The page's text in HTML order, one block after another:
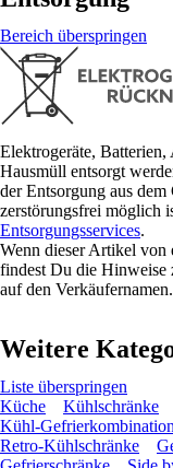
Bereich überspringen
Elektrogeräte,
Hausmüll entsorgt
der Entsorgung aus
zerstörungsfrei möglich
Entsorgungsservices.
Wenn dieser Artikel von
findest Du die Hinweise
auf den Verkäufernamen.
Weitere
Liste überspringen
Küche
Kühlschränke
Kühl-
Retro-Kühlschränke